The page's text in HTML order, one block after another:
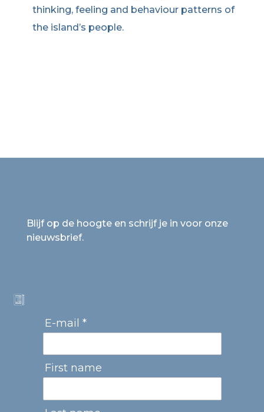
thinking, feeling and behaviour patterns of
the island’s people.
Blijf op de hoogte en schrijf je in voor onze
nieuwsbrief.
E-mail *
First name